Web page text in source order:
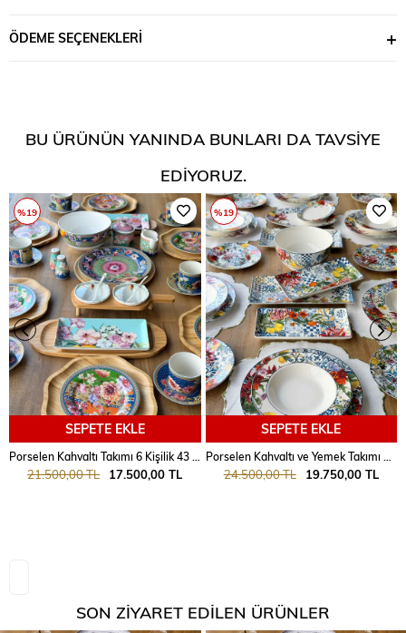
ÖDEME SEÇENEKLERI
BU ÜRÜNÜN YANINDA BUNLARI DA TAVSIYE
EDIYORUZ.
SEPETE EKLE
17.500,00 TL
21.500,00 TL
%19
SEPETE EKLE
19.750,00 TL
24.500,00 TL
%19
SON ZIYARET EDILEN ÜRÜNLER